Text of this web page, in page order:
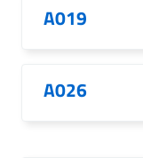
A019
A026